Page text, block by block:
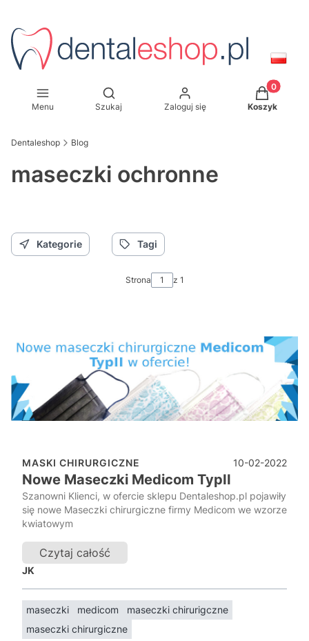
Menu
Otwórz wyszukiwarkę
Szukaj Zaloguj się
Produkty
Koszyk
Dentaleshop Blog
maseczki ochronne
Kategorie Tagi
Strona z 1
MASKI CHIRURGICZNE 10-02-2022
Nowe Maseczki Medicom TypII
Szanowni Klienci, w ofercie sklepu Dentaleshop.pl pojawiły
się nowe Maseczki chirurgiczne firmy Medicom we wzorze
kwiatowym
Czytaj całość
JK
maseczki medicom
maseczki chirurigczne
maseczki chirurgiczne